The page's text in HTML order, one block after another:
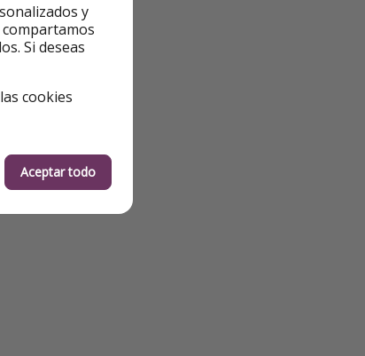
y
Si deseas
cookies
Aceptar todo